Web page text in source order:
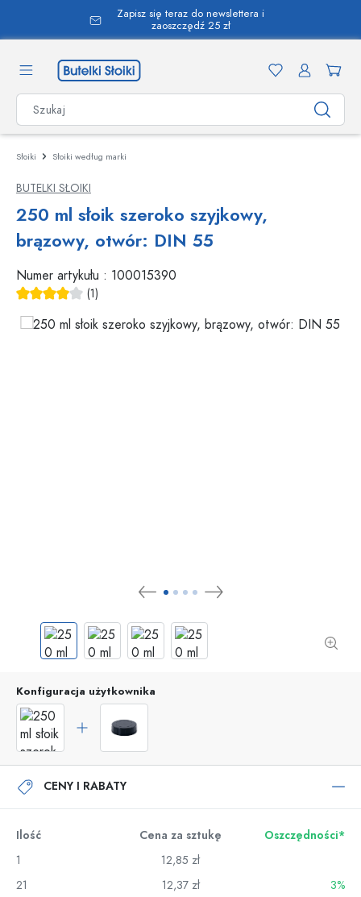
zawartości
Zapisz się teraz do newslettera i
zaoszczędź 25 zł
Słoiki Słoiki według marki
BUTELKI SŁOIKI
250 ml słoik szeroko szyjkowy,
brązowy, otwór: DIN 55
Numer artykułu : 100015390
(1)
Konfiguracja użytkownika
CENY I RABATY
Ilość Cena za sztukę
Oszczędności*
1
12,85 zł
21
12,37 zł
3%